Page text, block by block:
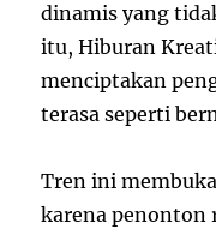
dinamis yang
itu, Hiburan
menciptakan
terasa seperti
Tren ini
karena penonton